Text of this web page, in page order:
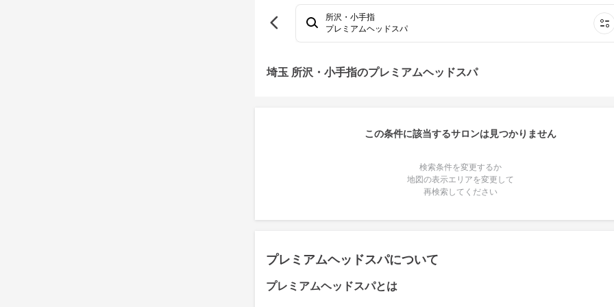
所沢・小手指
プレミアムヘッドスパ
埼玉 所沢・小手指のプレミアムヘッドスパ
この条件に該当するサロンは見つかりません
検索条件を変更するか
地図の表示エリアを変更して
再検索してください
プレミアムヘッドスパについて
プレミアムヘッドスパとは